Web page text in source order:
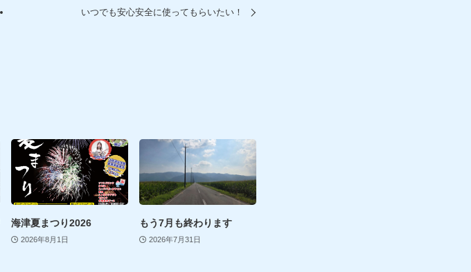
いつでも安心安全に使ってもらいたい！
海津夏まつり2026
2026年8月1日
もう7月も終わります
2026年7月31日